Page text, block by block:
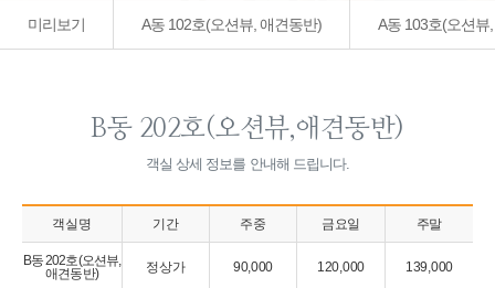
미리보기 A동 102호(오션뷰, 애견동반) A동 103호(오션뷰
B동 202호(오션뷰,애견동반)
객실 상세 정보를 안내해 드립니다.
객실명 기간 주중 금요일 주말
B동 202호(오션뷰,
애견동반)
정상가 90,000 120,000 139,000